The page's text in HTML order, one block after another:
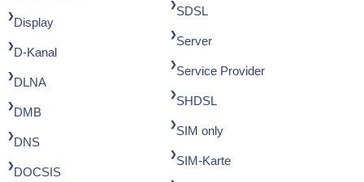
Display
D-Kanal
DLNA
DMB
DNS
DOCSIS
SDSL
Server
Service Provider
SHDSL
SIM only
SIM-Karte